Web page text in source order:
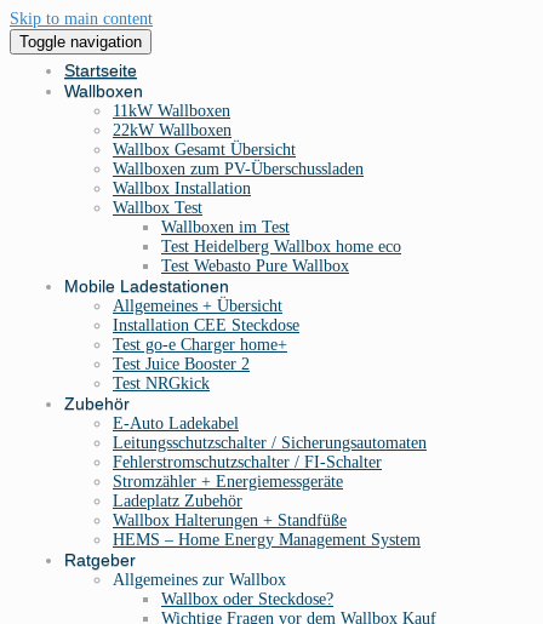
Skip to main content
Toggle navigation
Startseite
Wallboxen
11kW Wallboxen
22kW Wallboxen
Wallbox Gesamt Übersicht
Wallboxen zum PV-Überschussladen
Wallbox Installation
Wallbox Test
Wallboxen im Test
Test Heidelberg Wallbox home eco
Test Webasto Pure Wallbox
Mobile Ladestationen
Allgemeines + Übersicht
Installation CEE Steckdose
Test go-e Charger home+
Test Juice Booster 2
Test NRGkick
Zubehör
E-Auto Ladekabel
Leitungsschutzschalter / Sicherungsautomaten
Fehlerstromschutzschalter / FI-Schalter
Stromzähler + Energiemessgeräte
Ladeplatz Zubehör
Wallbox Halterungen + Standfüße
HEMS – Home Energy Management System
Ratgeber
Allgemeines zur Wallbox
Wallbox oder Steckdose?
Wichtige Fragen vor dem Wallbox Kauf